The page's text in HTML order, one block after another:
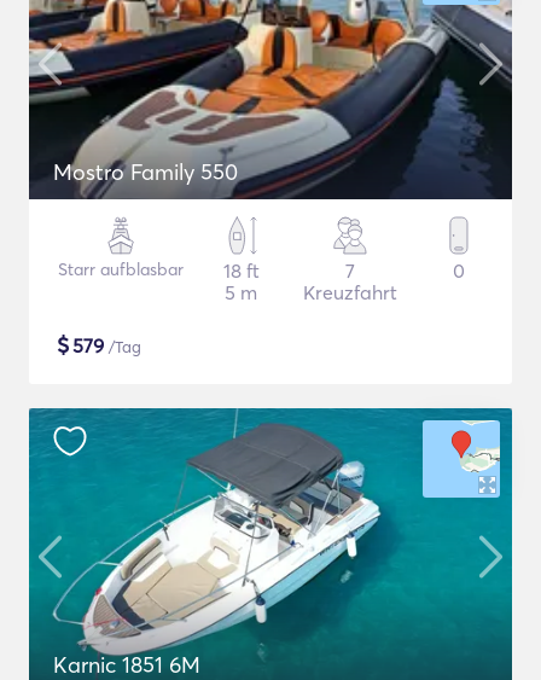
Mostro Family 550
Starr aufblasbar
18 ft
5 m
7
Kreuzfahrt
0
$579 /Tag
Karnic 1851 6M